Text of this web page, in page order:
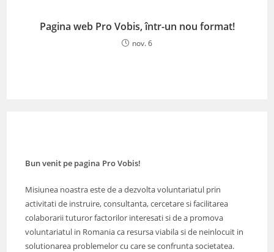
Pagina web Pro Vobis, într-un nou format!
nov. 6
Bun venit pe pagina Pro Vobis!
Misiunea noastra este de a dezvolta voluntariatul prin
activitati de instruire, consultanta, cercetare si facilitarea
colaborarii tuturor factorilor interesati si de a promova
voluntariatul in Romania ca resursa viabila si de neinlocuit in
solutionarea problemelor cu care se confrunta societatea.